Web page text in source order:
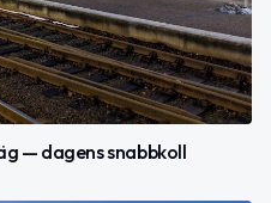
— dagens snabbkoll